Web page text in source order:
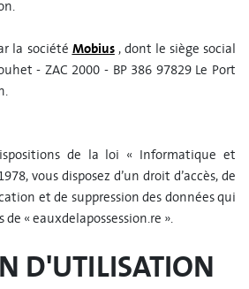
la société Mobius , dont le siège social
- ZAC 2000 - BP 386 97829 Le Port
de la loi « Informatique et
vous disposez d’un droit d’accès, de
et de suppression des données qui
« eauxdelapossession.re ».
D'UTILISATION